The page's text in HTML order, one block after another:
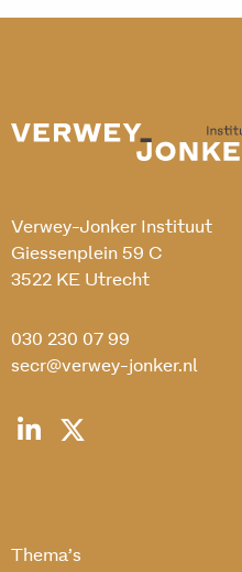
Verwey-Jonker Instituut
Giessenplein 59 C
3522 KE Utrecht
030 230 07 99
secr@verwey-jonker.nl
Thema’s